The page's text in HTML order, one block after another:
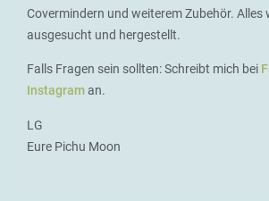
Covermindern und weiterem Zubehör. Alles
ausgesucht und hergestellt.
Falls Fragen sein sollten: Schreibt mich bei
Instagraman.
LG
Eure Pichu Moon